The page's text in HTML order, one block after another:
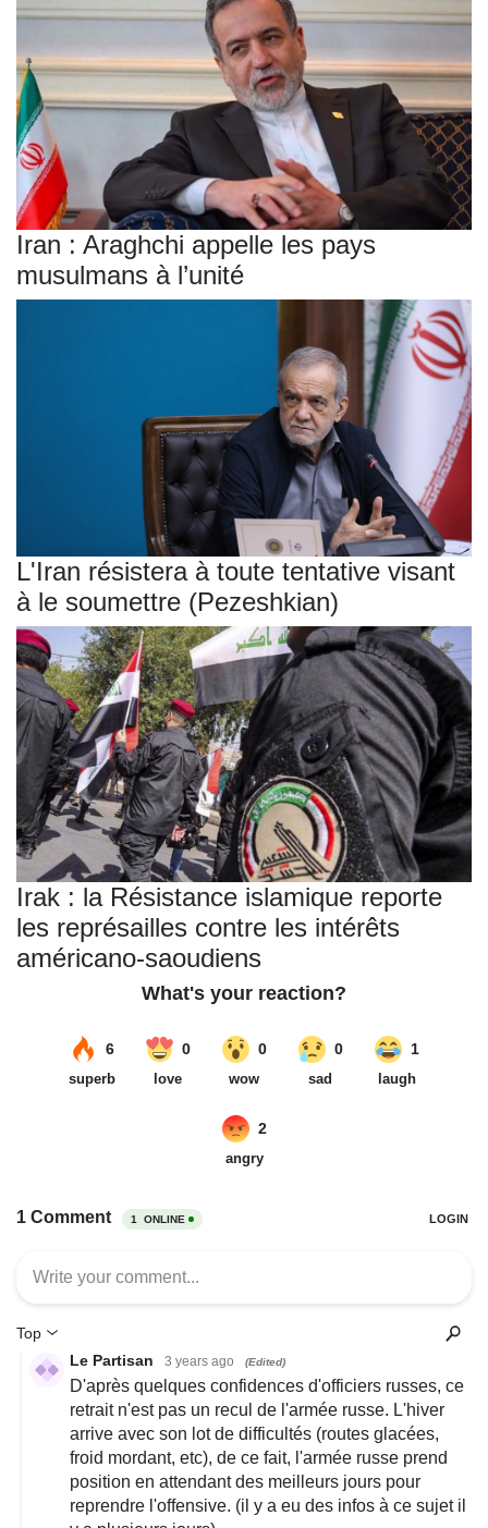
Iran : Araghchi appelle les pays
musulmans à l’unité
L'Iran résistera à toute tentative visant
à le soumettre (Pezeshkian)
Irak : la Résistance islamique reporte
les représailles contre les intérêts
américano-saoudiens